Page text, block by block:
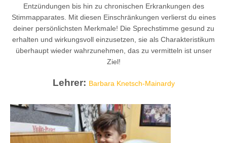
Entzündungen bis hin zu chronischen Erkrankungen des
Stimmapparates. Mit diesen Einschränkungen verlierst du eines
deiner persönlichsten Merkmale! Die Sprechstimme gesund zu
erhalten und wirkungsvoll einzusetzen, sie als Charakteristikum
überhaupt wieder wahrzunehmen, das zu vermitteln ist unser
Ziel!
Lehrer: Barbara Knetsch-Mainardy